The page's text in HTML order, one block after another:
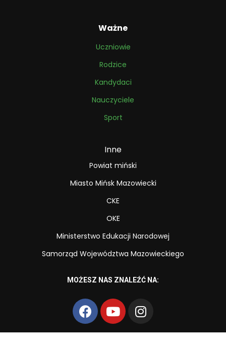
Ważne
Uczniowie
Rodzice
Kandydaci
Nauczyciele
Sport
Inne
Powiat miński
Miasto Mińsk Mazowiecki
CKE
OKE
Ministerstwo Edukacji Narodowej
Samorząd Województwa Mazowieckiego
MOŻESZ NAS ZNALEŹĆ NA: